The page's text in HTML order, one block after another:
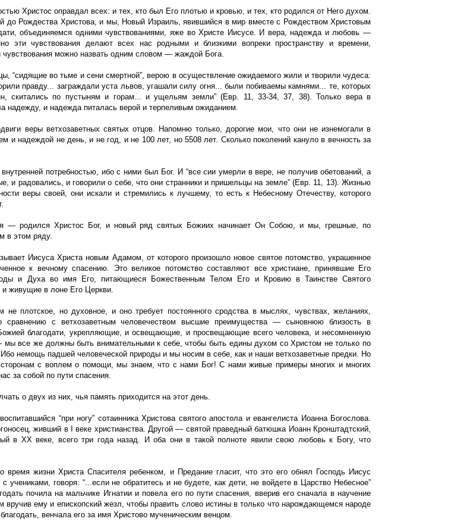
Христос оправдал всех: и тех, кто был Его плотью и кровью, и тех, кто родился от Него духом.
до Рождества Христова, и мы, Новый Израиль, явившийся в мир вместе с Рождеством Христовым
объединяемся одними чувствованиями, яже во Христе Иисусе. И вера, надежда и любовь —
эти чувствования делают всех нас родными и близкими вопреки пространству и времени,
можно назвать одним словом — жаждой Бога.
“сидящие во тьме и сени смертной”, верою в осуществление ожидаемого жили и творили чудеса:
правду... заграждали уста львов, угашали силу огня... были побиваемы камнями... те, которых
скитались по пустыням и горам... и ущельям земли” (Евр. 11, 33-34, 37, 38). Только вера в
надежду, и надежда питалась верой и терпеливым ожиданием.
веры ветхозаветных святых отцов. Напомню только, дорогие мои, что они не изнемогали в
и надеждой не день, и не год, и не 100 лет, но 5508 лет. Сколько поколений кануло в вечность за
потребностью, ибо с ними был Бог. И “все сии умерли в вере, не получив обетований, а
и радовались, и говорили о себе, что они странники и пришельцы на земле” (Евр. 11, 13). Жизнью
веры своей, они искали и стремились к лучшему, то есть к Небесному Отечеству, которого
— родился Христос Бог, и новый ряд святых Божиих начинает Он Собою, и мы, грешные, по
в этом ряду.
Иисуса Христа новым Адамом, от которого произошло новое святое потомство, украшенное
к вечному спасению. Это великое потомство составляют все христиане, принявшие Его
и Духа во имя Его, питающиеся Божественным Телом Его и Кровию в Таинстве Святого
и живущие в лоне Его Церкви.
не плотское, но духовное, и оно требует постоянного сродства в мыслях, чувствах, желаниях,
с ветхозаветным человечеством высшие преимущества — сыновнюю близость в
благодати, укрепляющие, и освещающие, и просвещающие всего человека, и несомненную
все же должны быть внимательными к себе, чтобы быть едины духом со Христом не только по
немощь падшей человеческой природы и мы носим в себе, как и наши ветхозаветные предки. Но
с воплем о помощи, мы знаем, что с нами Бог! С нами живые примеры многих и многих
за собой по пути спасения.
о двух из них, чья память приходится на этот день.
“при ногу” сотаинника Христова святого апостола и евангелиста Иоанна Богослова.
живший в I веке христианства. Другой — святой праведный батюшка Иоанн Кронштадтский,
в XX веке, всего три года назад. И оба они в такой полноте явили свою любовь к Богу, что
время жизни Христа Спасителя ребенком, и Предание гласит, что это его обнял Господь Иисус
учениками, говоря: “...если не обратитесь и не будете, как дети, не войдете в Царство Небесное”
почила на мальчике Игнатии и повела его по пути спасения, вверив его сначала в научение
вручив ему и епископский жезл, чтобы править слово истины в только что нарождающемся народе
венчала его за имя Христово мученическим венцом.